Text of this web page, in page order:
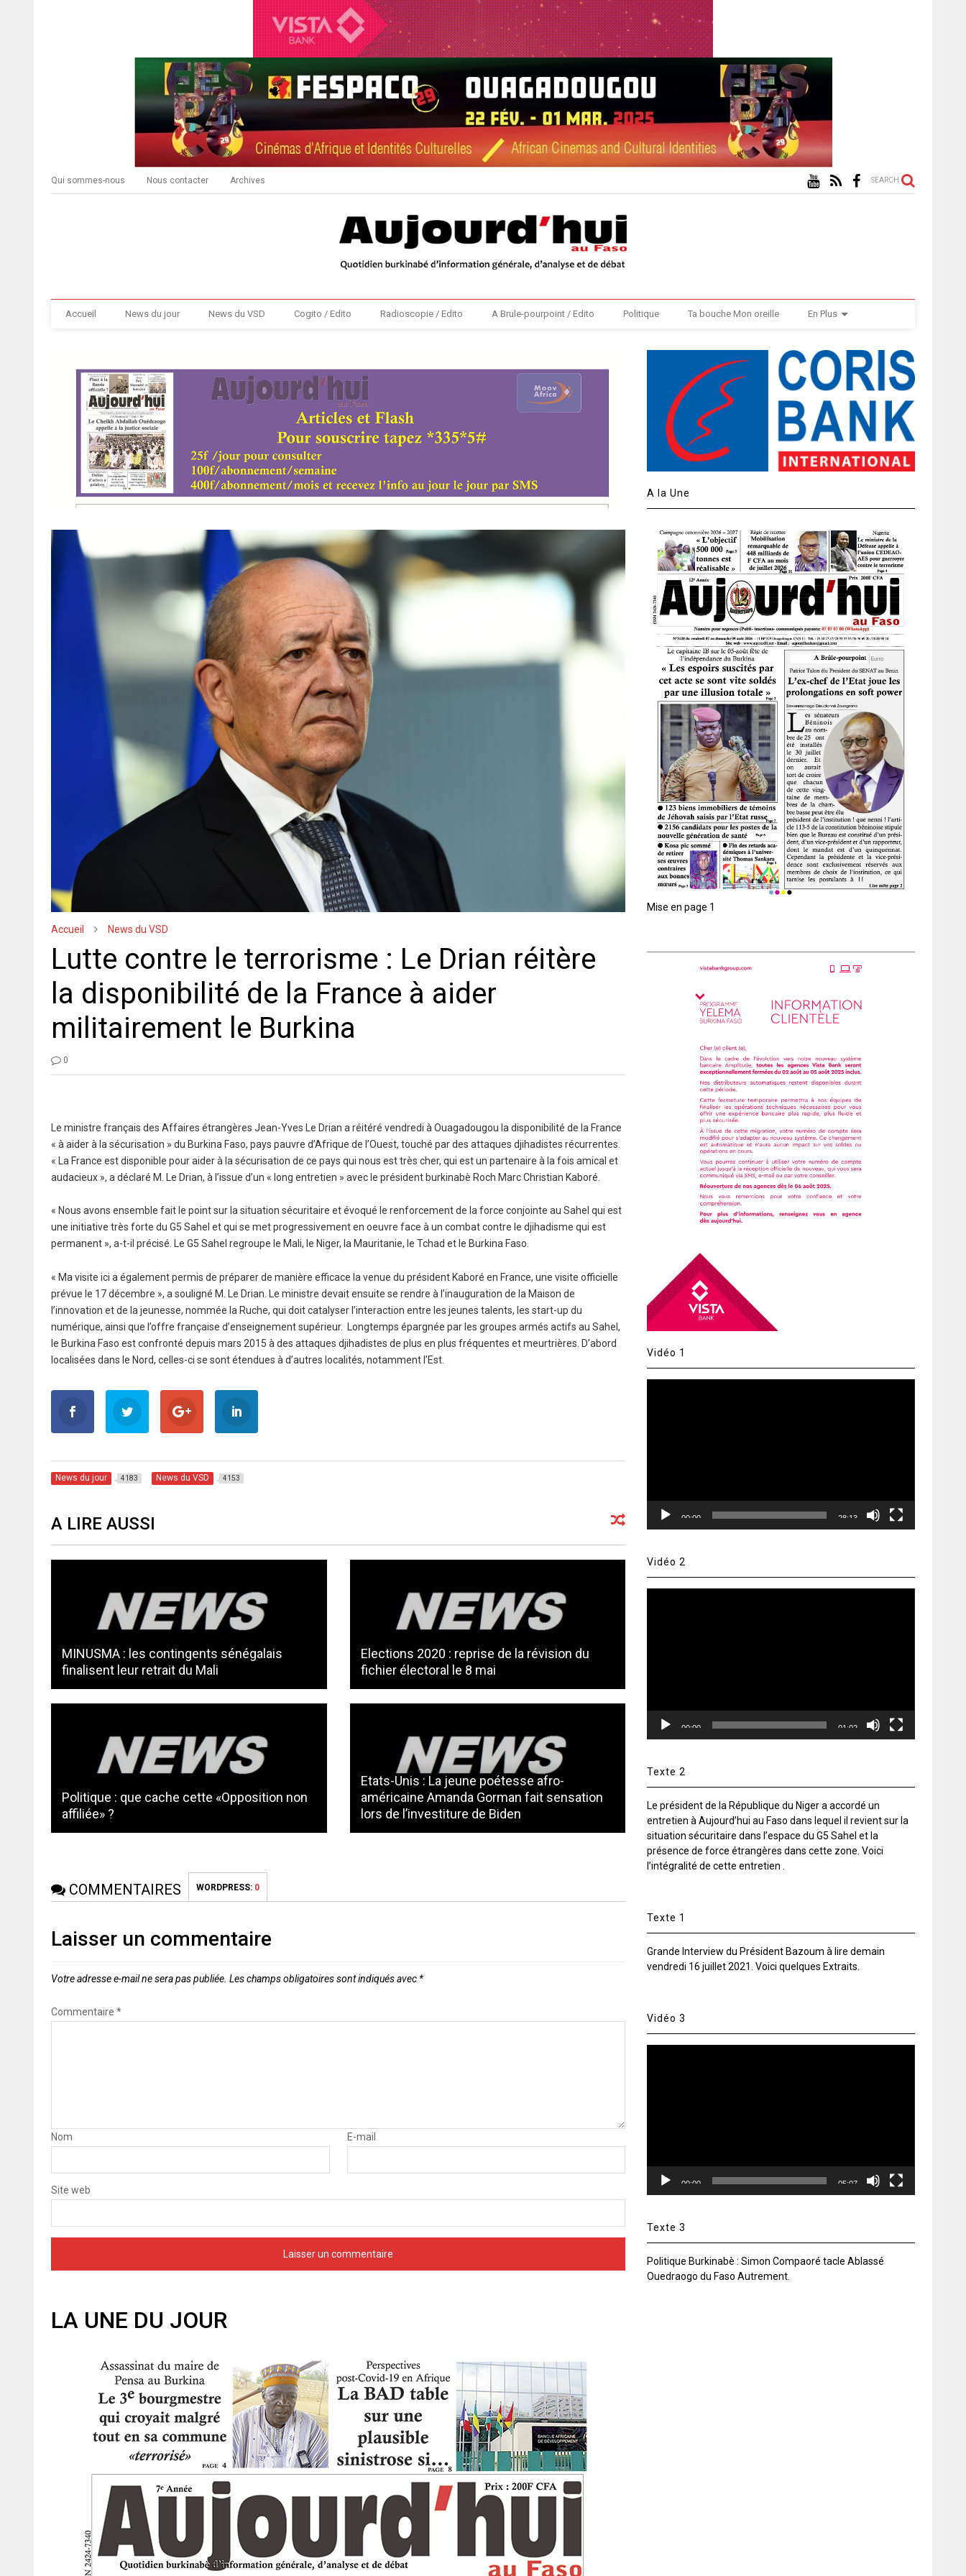
Qui sommes-nous Nous contacter Archives SEARCH
Accueil News du jour News du VSD Cogito / Edito Radioscopie / Edito A Brule-pourpoint / Edito Politique Ta bouche Mon oreille En Plus
Accueil News du VSD
Lutte contre le terrorisme : Le Drian réitère
la disponibilité de la France à aider
militairement le Burkina
0
Le ministre français des Affaires étrangères Jean-Yves Le Drian a réitéré vendredi à Ouagadougou la disponibilité de la France
« à aider à la sécurisation » du Burkina Faso, pays pauvre d’Afrique de l’Ouest, touché par des attaques djihadistes récurrentes.
« La France est disponible pour aider à la sécurisation de ce pays qui nous est très cher, qui est un partenaire à la fois amical et
audacieux », a déclaré M. Le Drian, à l’issue d’un « long entretien » avec le président burkinabè Roch Marc Christian Kaboré.
« Nous avons ensemble fait le point sur la situation sécuritaire et évoqué le renforcement de la force conjointe au Sahel qui est
une initiative très forte du G5 Sahel et qui se met progressivement en oeuvre face à un combat contre le djihadisme qui est
permanent », a-t-il précisé. Le G5 Sahel regroupe le Mali, le Niger, la Mauritanie, le Tchad et le Burkina Faso.
« Ma visite ici a également permis de préparer de manière efficace la venue du président Kaboré en France, une visite officielle
prévue le 17 décembre », a souligné M. Le Drian. Le ministre devait ensuite se rendre à l’inauguration de la Maison de
l’innovation et de la jeunesse, nommée la Ruche, qui doit catalyser l’interaction entre les jeunes talents, les start-up du
numérique, ainsi que l’offre française d’enseignement supérieur. Longtemps épargnée par les groupes armés actifs au Sahel,
le Burkina Faso est confronté depuis mars 2015 à des attaques djihadistes de plus en plus fréquentes et meurtrières. D’abord
localisées dans le Nord, celles-ci se sont étendues à d’autres localités, notamment l’Est.
News du jour 4183 News du VSD 4153
A LIRE AUSSI
MINUSMA : les contingents sénégalais
finalisent leur retrait du Mali
Elections 2020 : reprise de la révision du
fichier électoral le 8 mai
Politique : que cache cette «Opposition non
affiliée» ?
Etats-Unis : La jeune poétesse afro-
américaine Amanda Gorman fait sensation
lors de l’investiture de Biden
COMMENTAIRES WORDPRESS: 0
Laisser un commentaire
Votre adresse e-mail ne sera pas publiée. Les champs obligatoires sont indiqués avec *
Commentaire*
Nom E-mail
Site web
LA UNE DU JOUR
A la Une
Mise en page 1
Vidéo 1
00:00 28:13
Vidéo 2
00:00 01:02
Texte 2
Le président de la République du Niger a accordé un
entretien à Aujourd’hui au Faso dans lequel il revient sur la
situation sécuritaire dans l’espace du G5 Sahel et la
présence de force étrangères dans cette zone. Voici
l’intégralité de cette entretien .
Texte 1
Grande Interview du Président Bazoum à lire demain
vendredi 16 juillet 2021. Voici quelques Extraits.
Vidéo 3
00:00 05:07
Texte 3
Politique Burkinabè : Simon Compaoré tacle Ablassé
Ouedraogo du Faso Autrement.